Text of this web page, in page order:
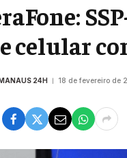
celular
24H 18 de fevereiro de